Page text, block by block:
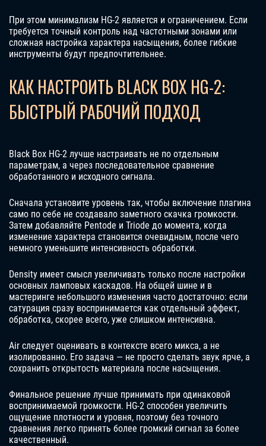
При этом минимализм HG-2 является и ограничением. Если
требуется точный контроль над частотными зонами или
сложная настройка характера насыщения, более гибкие
инструменты будут предпочтительнее.
КАК НАСТРОИТЬ BLACK BOX HG-2:
БЫСТРЫЙ РАБОЧИЙ ПОДХОД
Black Box HG-2 лучше настраивать не по отдельным
параметрам, а через последовательное сравнение
обработанного и исходного сигнала.
Сначала установите уровень так, чтобы включение плагина
само по себе не создавало заметного скачка громкости.
Затем добавляйте Pentode и Triode до момента, когда
изменение характера становится очевидным, после чего
немного уменьшите интенсивность обработки.
Density имеет смысл увеличивать только после настройки
основных ламповых каскадов. На общей шине и в
мастеринге небольшого изменения часто достаточно: если
сатурация сразу воспринимается как отдельный эффект,
обработка, скорее всего, уже слишком интенсивна.
Air следует оценивать в контексте всего микса, а не
изолированно. Его задача — не просто сделать звук ярче, а
сохранить открытость материала после насыщения.
Финальное решение лучше принимать при одинаковой
воспринимаемой громкости. HG-2 способен увеличить
ощущение плотности и уровня, поэтому без точного
сравнения легко принять более громкий сигнал за более
качественный.